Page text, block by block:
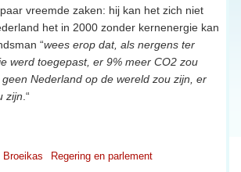
vreemde zaken: hij kan het zich niet
het in 2000 zonder kernenergie kan
“wees erop dat, als nergens ter
werd toegepast, er 9% meer CO2 zou
Nederland op de wereld zou zijn, er
zijn .“
Broeikas Regering en parlement